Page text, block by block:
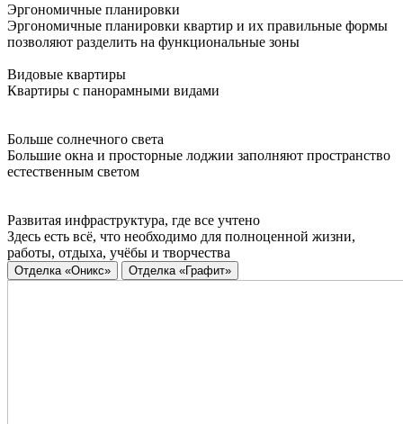
Эргономичные планировки
Эргономичные планировки квартир и их правильные формы
позволяют разделить на функциональные зоны
Видовые квартиры
Квартиры с панорамными видами
Больше солнечного света
Большие окна и просторные лоджии заполняют пространство
естественным светом
Развитая инфраструктура, где все учтено
Здесь есть всё, что необходимо для полноценной жизни,
работы, отдыха, учёбы и творчества
Отделка «Оникс» Отделка «Графит»